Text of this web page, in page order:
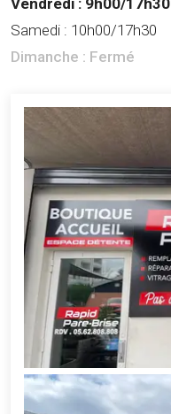
Samedi : 10h00/17h30
Dimanche : Fermé